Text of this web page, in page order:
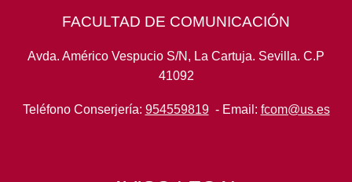
FACULTAD DE COMUNICACIÓN
Avda. Américo Vespucio S/N, La Cartuja. Sevilla. C.P
41092
Teléfono Conserjería: 954559819- Email: fcom@us.es